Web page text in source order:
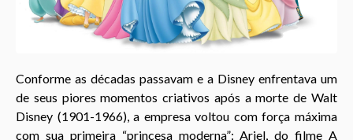
Conforme as décadas passavam e a Disney enfrentava um
de seus piores momentos criativos após a morte de Walt
Disney (1901-1966), a empresa voltou com força máxima
com sua primeira “princesa moderna”: Ariel, do filme A